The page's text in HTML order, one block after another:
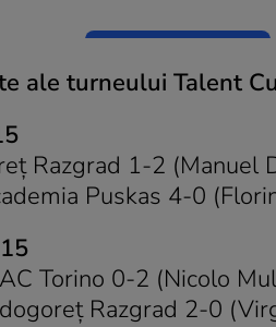
ale turneului Talent
Razgrad 1-2 (Manuel
Puskas 4-0
Torino 0-2 (Nicolo
Razgrad 2-0